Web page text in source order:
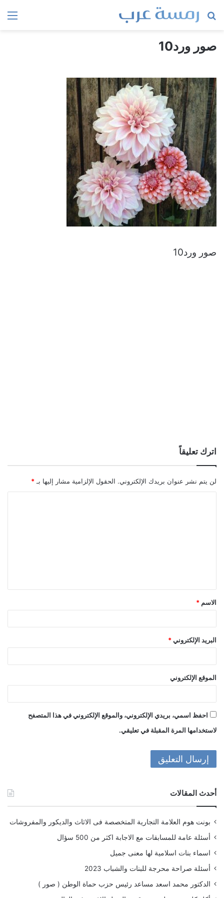
بحث
صور ورد10
صور ورد10
اترك تعليقاً
لن يتم نشر عنوان بريدك الإلكتروني. الحقول الإلزامية مشار إليها بـ *
ق
*
الاسم *
البريد الإلكتروني *
الموقع الإلكتروني
احفظ اسمي، بريدي الإلكتروني، والموقع الإلكتروني في هذا المتصفح
لاستخدامها المرة المقبلة في تعليقي.
أحدث المقالات
بونت هوم العلامة التجارية المتخصصة فى الاثاث والديكور والمفروشات
أسئلة عامة للمسابقات مع الاجابة اكثر من 500 سؤال
اسماء بنات اسلامية لها معنى جميل
أسئلة صراحة محرجة للبنات والشباب 2023
الدكتور محمد اسعد مساعد رئيس حزب حماة الوطن ( صور )